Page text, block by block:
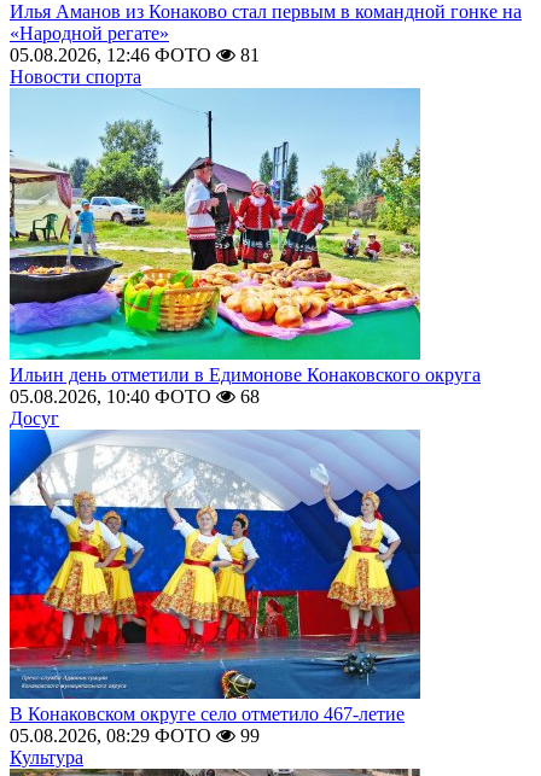
Илья Аманов из Конаково стал первым в командной гонке на
«Народной регате»
05.08.2026, 12:46 ФОТО
81
Новости спорта
Ильин день отметили в Едимонове Конаковского округа
05.08.2026, 10:40 ФОТО
68
Досуг
В Конаковском округе село отметило 467-летие
05.08.2026, 08:29 ФОТО
99
Культура